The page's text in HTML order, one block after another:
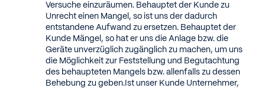
Versuche einzuräumen. Behauptet der Kunde zu
Unrecht einen Mangel, so ist uns der dadurch
entstandene Aufwand zu ersetzen. Behauptet der
Kunde Mängel, so hat er uns die Anlage bzw. die
Geräte unverzüglich zugänglich zu machen, um uns
die Möglichkeit zur Feststellung und Begutachtung
des behaupteten Mangels bzw. allenfalls zu dessen
Behebung zu geben.Ist unser Kunde Unternehmer,